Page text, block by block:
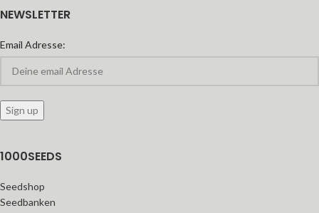
NEWSLETTER
Email Adresse:
1000SEEDS
Seedshop
Seedbanken